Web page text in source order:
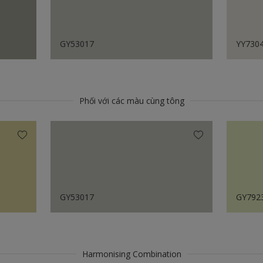
GY53017
Phối với các màu cùng tông
GY53017
Harmonising Combination